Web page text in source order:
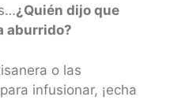
¿Quién dijo que
aburrido?
o las
infusionar, ¡echa